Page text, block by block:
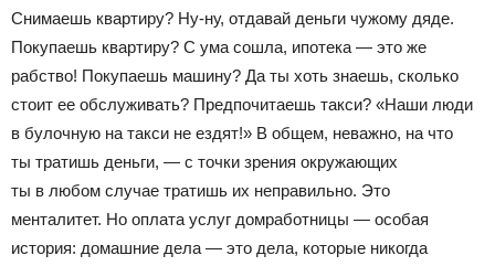
Снимаешь квартиру? Ну-ну, отдавай деньги чужому дяде.
Покупаешь квартиру? С ума сошла, ипотека — это же
рабство! Покупаешь машину? Да ты хоть знаешь, сколько
стоит ее обслуживать? Предпочитаешь такси? «Наши люди
в булочную на такси не ездят!» В общем, неважно, на что
ты тратишь деньги, — с точки зрения окружающих
ты в любом случае тратишь их неправильно. Это
менталитет. Но оплата услуг домработницы — особая
история: домашние дела — это дела, которые никогда